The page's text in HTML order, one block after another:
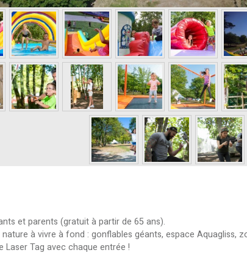
et parents (gratuit à partir de 65 ans).
à vivre à fond : gonflables géants, espace Aquagliss,
Tag avec chaque entrée !